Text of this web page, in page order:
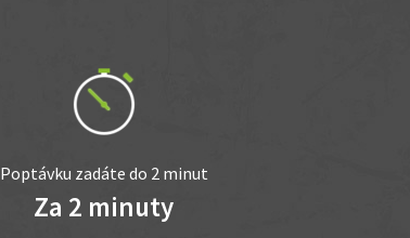
Poptávku zadáte do 2 minut
Za 2 minuty